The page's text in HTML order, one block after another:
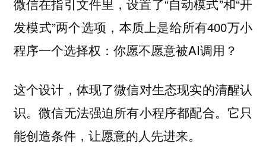
发模式”两个选项，本质上是给所有400万小
程序一个选择权：你愿不愿意被AI调用？
这个设计，体现了微信对生态现实的清醒认
识。微信无法强迫所有小程序都配合。它只
能创造条件，让愿意的人先进来。